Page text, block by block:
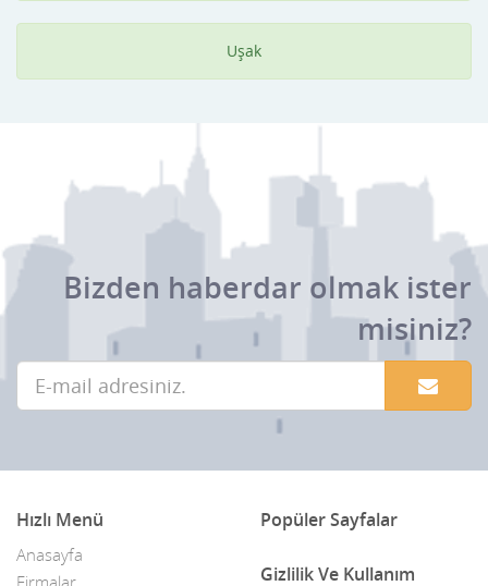
Uşak
Bizden haberdar olmak ister
misiniz?
Hızlı Menü
Anasayfa
Popüler Sayfalar
Gizlilik Ve Kullanım